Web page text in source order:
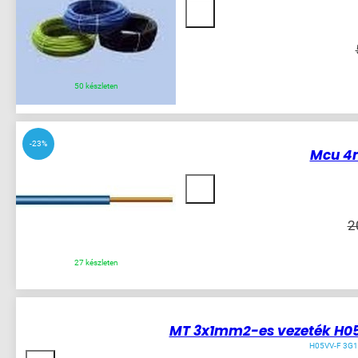
50 készleten
27 készleten
-23%
Mcu
MT 3x1mm2-es vezeték
H05VV-F 3G1